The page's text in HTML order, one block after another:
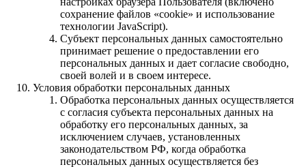
сохранение файлов «cookie» и использование
технологии JavaScript).
Субъект персональных данных самостоятельно
принимает решение о предоставлении его
персональных данных и дает согласие свободно,
своей волей и в своем интересе.
Условия обработки персональных данных
Обработка персональных данных осуществляется
с согласия субъекта персональных данных на
обработку его персональных данных, за
исключением случаев, установленных
законодательством РФ, когда обработка
персональных данных осуществляется без